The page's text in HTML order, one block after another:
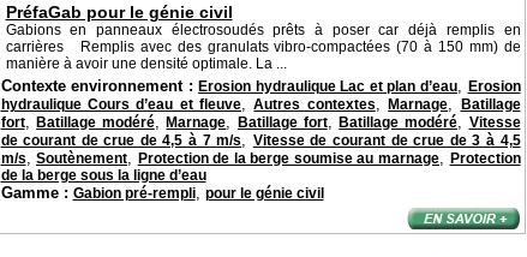
PréfaGab pour le génie civil
Gabions en panneaux électrosoudés prêts à poser car déjà remplis en
carrières Remplis avec des granulats vibro-compactées (70 à 150 mm) de
manière à avoir une densité optimale. La ...
Contexte environnement :Erosion hydraulique Lac et plan d’eau, Erosion
hydraulique Cours d’eau et fleuve ,Autres contextes ,Marnage
Batillage
fort,Batillage modéré,Marnage Batillage fort,Batillage modéré, Vitesse
de courant de crue de 4,5 à 7 m/s
Vitesse de courant de crue de 3 à 4,5
m/s ,Soutènement Protection de la berge soumise au marnage, Protection
de la berge sous la ligne d’eau
Gamme : Gabion pré-rempli, pour le génie civil